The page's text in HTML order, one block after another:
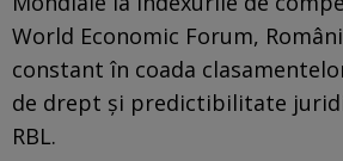
World Economic Forum,
constant în coada
de drept și predictibilitate
RBL.